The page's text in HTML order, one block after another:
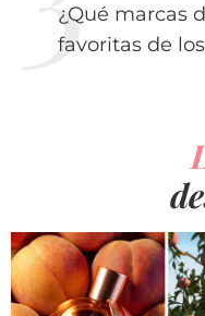
¿Qué marcas
favoritas de